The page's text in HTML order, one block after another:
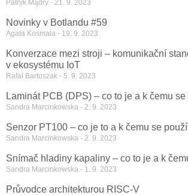
Patryk Mądry 21. 9. 2023
Novinky v Botlandu #59
Agata Kosmala 19. 9. 2023
Konverzace mezi stroji – komunikační
v ekosystému IoT
Rafał Bartoszak 5. 9. 2023
Laminát PCB (DPS) – co to je a k čemu
Sandra Marcinkowska 2. 9. 2023
Senzor PT100 – co je to a k čemu se
Sandra Marcinkowska 2. 9. 2023
Snímač hladiny kapaliny – co to je a k
Sandra Marcinkowska 1. 9. 2023
Průvodce architekturou RISC-V